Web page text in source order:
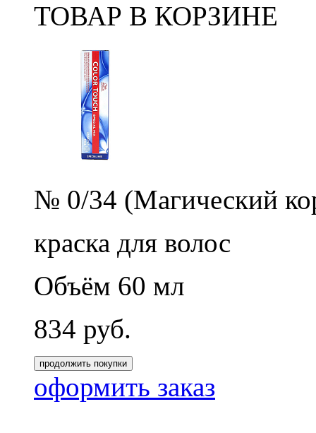
ТОВАР В КОРЗИНЕ
№ 0/34 (Магический
краска для волос
Объём 60 мл
834 руб.
продолжить покупки
оформить заказ